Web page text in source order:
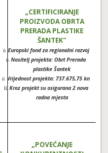
„CERTIFICIRANJE
PROIZVODA OBRTA
PRERADA PLASTIKE
ŠANTEK“
ü Europski fond za regionalni razvoj
ü Nositelj projekta: Obrt Prerada
plastike Šantek
ü Vrijednost projekta: 737.675,75 kn
ü Kroz projekt su osigurana 2 nova
radna mjesta
„POVEĆANJE